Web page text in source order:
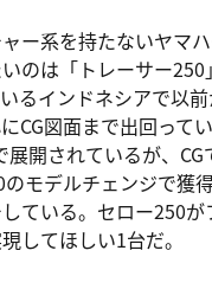
ー系を持たないヤマ
のは「トレーサー250
るインドネシアで以
CG図面まで出回って
開されているが、
のモデルチェンジで獲
ている。セロー250が
してほしい1台だ。